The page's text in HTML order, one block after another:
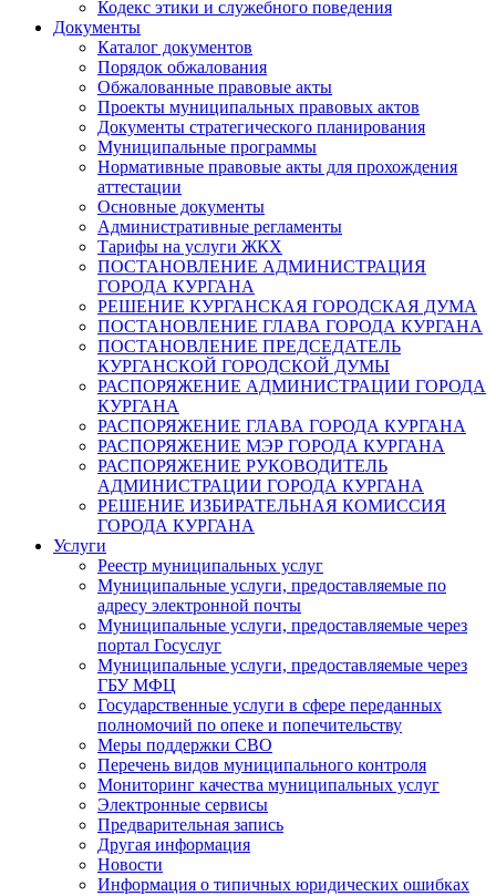
Кодекс этики и служебного поведения
Документы
Каталог документов
Порядок обжалования
Обжалованные правовые акты
Проекты муниципальных правовых актов
Документы стратегического планирования
Муниципальные программы
Нормативные правовые акты для прохождения
аттестации
Основные документы
Административные регламенты
Тарифы на услуги ЖКХ
ПОСТАНОВЛЕНИЕ АДМИНИСТРАЦИЯ
ГОРОДА КУРГАНА
РЕШЕНИЕ КУРГАНСКАЯ ГОРОДСКАЯ ДУМА
ПОСТАНОВЛЕНИЕ ГЛАВА ГОРОДА КУРГАНА
ПОСТАНОВЛЕНИЕ ПРЕДСЕДАТЕЛЬ
КУРГАНСКОЙ ГОРОДСКОЙ ДУМЫ
РАСПОРЯЖЕНИЕ АДМИНИСТРАЦИИ ГОРОДА
КУРГАНА
РАСПОРЯЖЕНИЕ ГЛАВА ГОРОДА КУРГАНА
РАСПОРЯЖЕНИЕ МЭР ГОРОДА КУРГАНА
РАСПОРЯЖЕНИЕ РУКОВОДИТЕЛЬ
АДМИНИСТРАЦИИ ГОРОДА КУРГАНА
РЕШЕНИЕ ИЗБИРАТЕЛЬНАЯ КОМИССИЯ
ГОРОДА КУРГАНА
Услуги
Реестр муниципальных услуг
Муниципальные услуги, предоставляемые по
адресу электронной почты
Муниципальные услуги, предоставляемые через
портал Госуслуг
Муниципальные услуги, предоставляемые через
ГБУ МФЦ
Государственные услуги в сфере переданных
полномочий по опеке и попечительству
Меры поддержки СВО
Перечень видов муниципального контроля
Мониторинг качества муниципальных услуг
Электронные сервисы
Предварительная запись
Другая информация
Новости
Информация о типичных юридических ошибках